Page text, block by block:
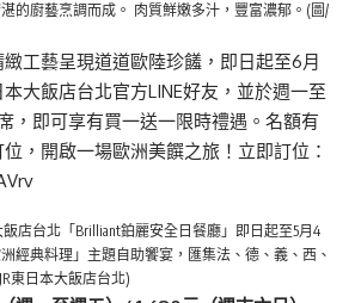
的廚藝烹調而成。 肉質鮮嫩多汁，豐富濃郁。(圖/
工藝呈現道道歐陸珍饈，即日起至6月
大飯店台北官方LINE好友，並於週一至
，即可享有買一送一限時禮遇。名額有
，開啟一場歐洲美饌之旅！立即訂位：
飯店台北「Brilliant鉑麗安全日餐廳」即日起至5月4
經典料理」主題自助饗宴，匯集法、德、義、西、
東日本大飯店台北)